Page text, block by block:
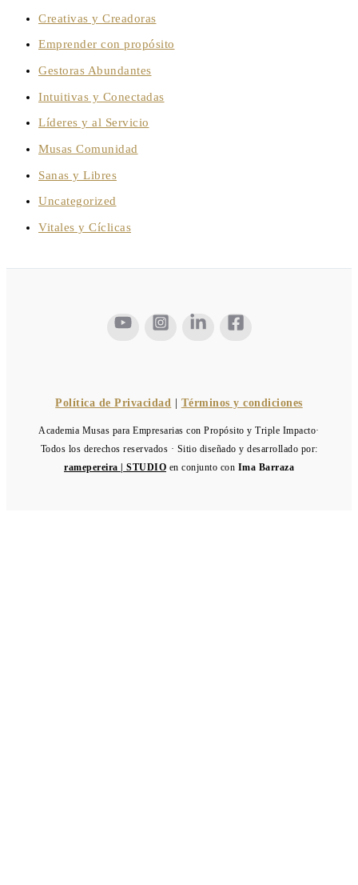
Creativas y Creadoras
Emprender con propósito
Gestoras Abundantes
Intuitivas y Conectadas
Líderes y al Servicio
Musas Comunidad
Sanas y Libres
Uncategorized
Vitales y Cíclicas
Política de Privacidad Términos y condiciones
Academia Musas para Empresarias con Propósito y Triple Impacto·
Todos los derechos reservados · Sitio diseñado y desarrollado por:
ramepereira | STUDIO en conjunto con Ima Barraza